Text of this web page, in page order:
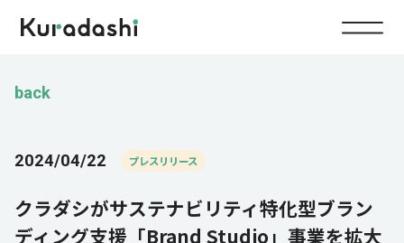
Top
Service
Food
Energy
Impact
back
2024/04/22 プレスリリース
クラダシがサステナビリティ特化型ブラン
ディング支援「Brand Studio」事業を拡大